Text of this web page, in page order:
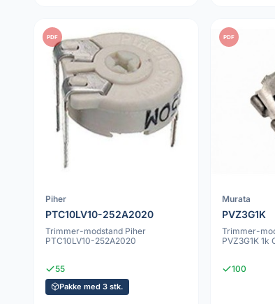
PDF
Piher
PTC10LV10-252A2020
Trimmer-modstand Piher
PTC10LV10-252A2020
55
Pakke med 3 stk.
PDF
Murata
PVZ3G1K
Trimmer-
PVZ3G1K 1k
100